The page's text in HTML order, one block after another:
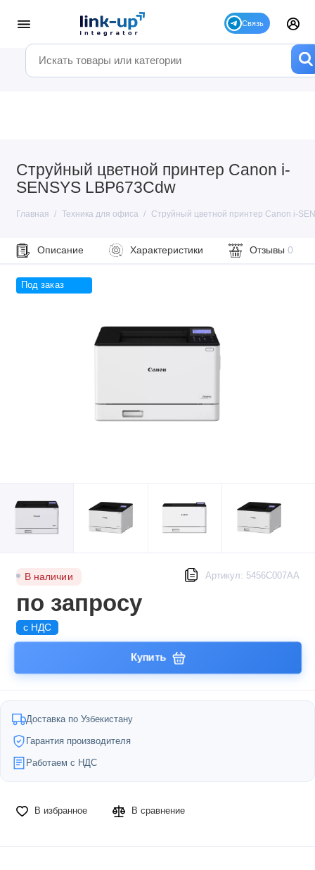
Струйный цветной принтер Canon i-
SENSYS LBP673Cdw
Главная Техника для офиса Струйный цветной принтер Canon i-
Описание Характеристики Отзывы 0
Под заказ
В наличии Артикул: 5456C007AA
по запросу
с НДС
Купить
Доставка по Узбекистану
Гарантия производителя
Работаем с НДС
В избранное В сравнение